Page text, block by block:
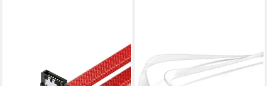
deleyCON 30cm SATA 3
Kabel Nylon 6Gbit/s HDD SSD
DELEYCON
deleyCON 15m CAT6 flaches
Patchkabel Flachkabel